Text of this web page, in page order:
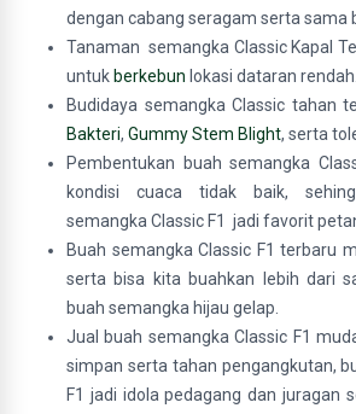
dengan cabang seragam serta sama
Tanaman semangka Classic Kapal
untuk berkebun lokasi dataran rendah.
Budidaya semangka Classic tahan
Bakteri, Gummy Stem Blight, serta
Pembentukan buah semangka
kondisi cuaca tidak baik,
semangka Classic F1 jadi favorit
Buah semangka Classic F1 terbaru
serta bisa kita buahkan lebih dari
buah semangka hijau gelap.
Jual buah semangka Classic F1
simpan serta tahan pengangkutan,
F1 jadi idola pedagang dan juragan